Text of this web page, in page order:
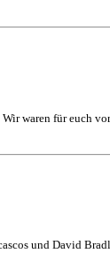
waren für euch
und David